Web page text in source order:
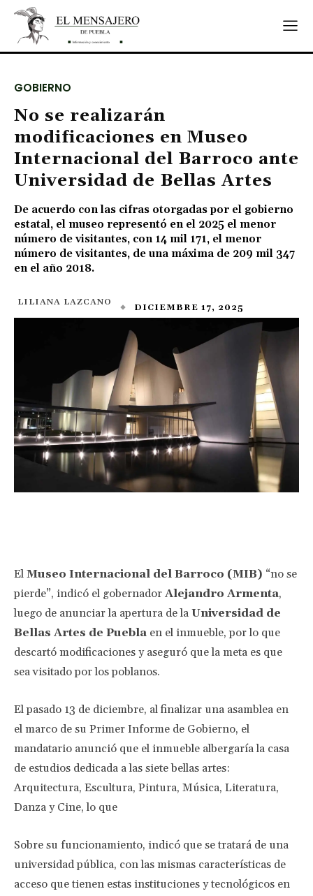
GOBIERNO
No se realizarán
modificaciones en Museo
Internacional del Barroco ante
Universidad de Bellas Artes
De acuerdo con las cifras otorgadas por el gobierno
estatal, el museo representó en el 2025 el menor
número de visitantes, con 14 mil 171, el menor
número de visitantes, de una máxima de 209 mil 347
en el año 2018.
LILIANA LAZCANO DICIEMBRE 17, 2025
El Museo Internacional del Barroco (MIB) “no se
pierde”, indicó el gobernador Alejandro Armenta,
luego de anunciar la apertura de la Universidad de
Bellas Artes de Puebla en el inmueble, por lo que
descartó modificaciones y aseguró que la meta es que
sea visitado por los poblanos.
El pasado 13 de diciembre, al finalizar una asamblea en
el marco de su Primer Informe de Gobierno, el
mandatario anunció que el inmueble albergaría la casa
de estudios dedicada a las siete bellas artes:
Arquitectura, Escultura, Pintura, Música, Literatura,
Danza y Cine, lo que
Sobre su funcionamiento, indicó que se tratará de una
universidad pública, con las mismas características de
acceso que tienen estas instituciones y tecnológicos en